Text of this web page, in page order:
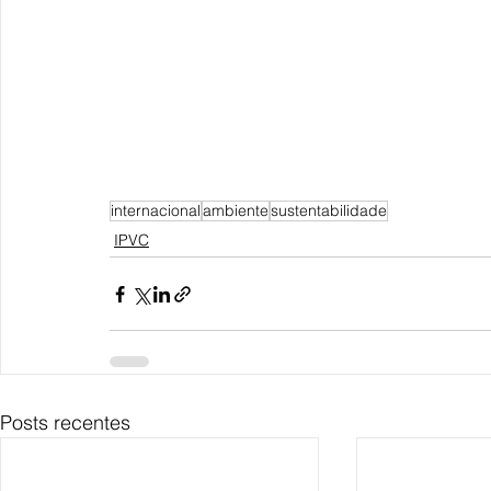
internacionalambientesustentabilidade
IPVC
Posts recentes